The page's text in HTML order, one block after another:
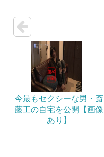
今最もセクシーな男・斎
藤工の自宅を公開【画像
あり】